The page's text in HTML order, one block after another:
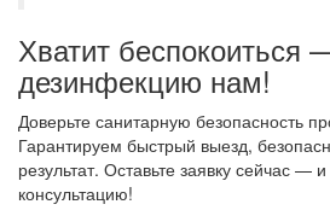
Хватит беспокоиться
дезинфекцию нам!
Доверьте санитарную безопасность
Гарантируем быстрый выезд,
результат. Оставьте заявку сейчас —
консультацию!